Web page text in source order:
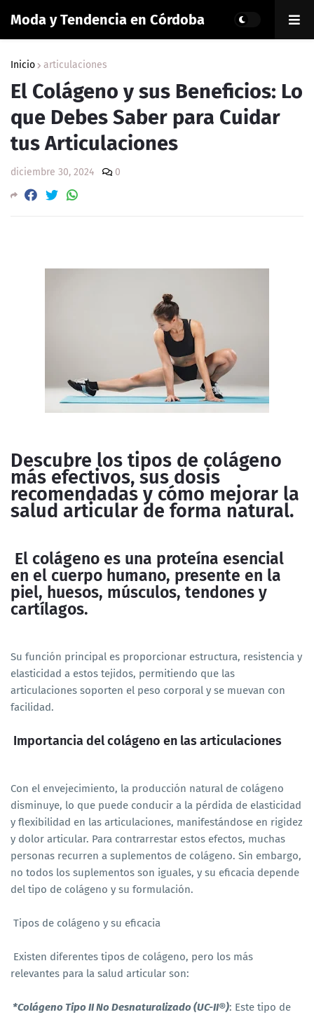
Moda y Tendencia en Córdoba
Inicio articulaciones
El Colágeno y sus Beneficios: Lo
que Debes Saber para Cuidar
tus Articulaciones
diciembre 30, 2024 0
Descubre los tipos de colágeno
más efectivos, sus dosis
recomendadas y cómo mejorar la
salud articular de forma natural.
El colágeno es una proteína esencial
en el cuerpo humano, presente en la
piel, huesos, músculos, tendones y
cartílagos.
Su función principal es proporcionar estructura, resistencia y
elasticidad a estos tejidos, permitiendo que las
articulaciones soporten el peso corporal y se muevan con
facilidad.
Importancia del colágeno en las articulaciones
Con el envejecimiento, la producción natural de colágeno
disminuye, lo que puede conducir a la pérdida de elasticidad
y flexibilidad en las articulaciones, manifestándose en rigidez
y dolor articular. Para contrarrestar estos efectos, muchas
personas recurren a suplementos de colágeno. Sin embargo,
no todos los suplementos son iguales, y su eficacia depende
del tipo de colágeno y su formulación.
Tipos de colágeno y su eficacia
Existen diferentes tipos de colágeno, pero los más
relevantes para la salud articular son:
*Colágeno Tipo II No Desnaturalizado (UC-II®): Este tipo de